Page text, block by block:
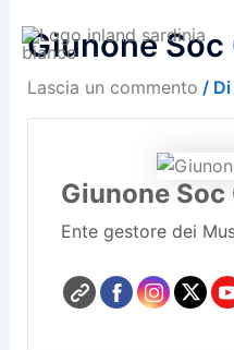
Giunone Soc
Lascia un commento / Di
Giunone Soc
Ente gestore dei